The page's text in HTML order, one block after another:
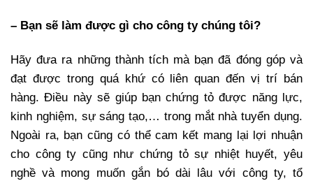
– Bạn sẽ làm được gì cho công ty chúng tôi?
Hãy đưa ra những thành tích mà bạn đã đóng góp và
đạt được trong quá khứ có liên quan đến vị trí bán
hàng. Điều này sẽ giúp bạn chứng tỏ được năng lực,
kinh nghiệm, sự sáng tạo,… trong mắt nhà tuyển dụng.
Ngoài ra, bạn cũng có thể cam kết mang lại lợi nhuận
cho công ty cũng như chứng tỏ sự nhiệt huyết, yêu
nghề và mong muốn gắn bó dài lâu với công ty, tổ